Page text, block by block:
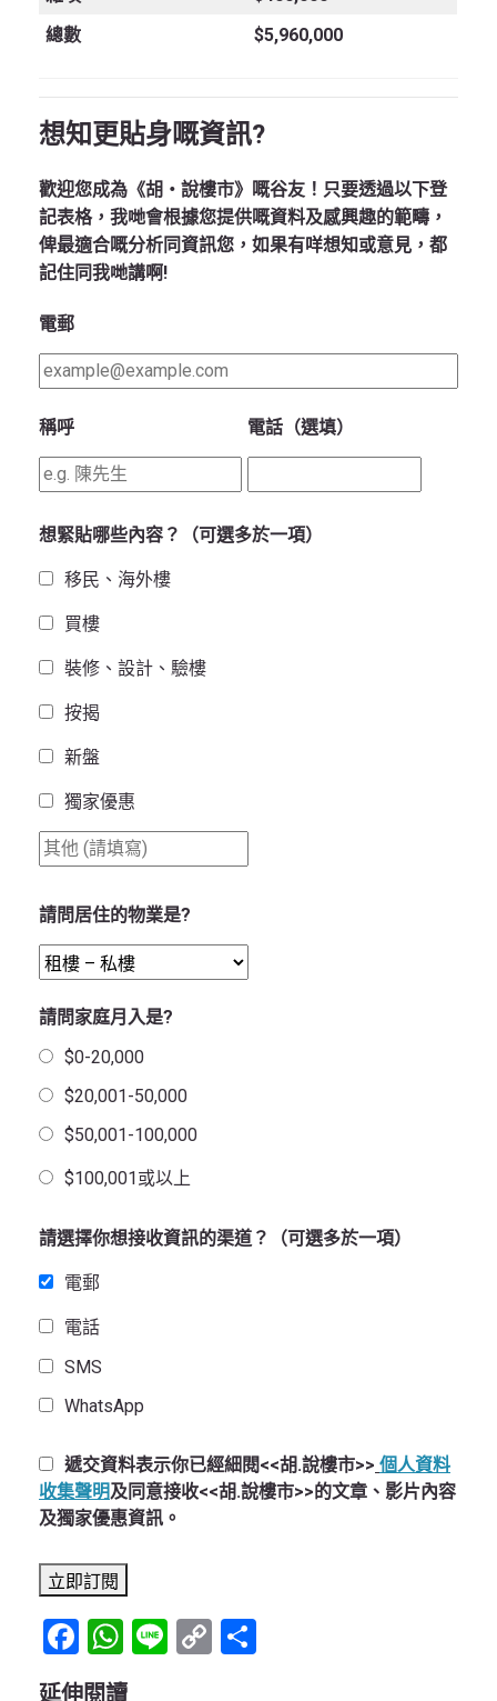
總數
$5,960,000
想知更貼身嘅資訊?
歡迎您成為《胡‧說樓市》嘅谷友！只要透過以下登
記表格，我哋會根據您提供嘅資料及感興趣的範疇，
俾最適合嘅分析同資訊您，如果有咩想知或意見，都
記住同我哋講啊!
電郵
稱呼 電話（選填）
想緊貼哪些內容？（可選多於一項）
移民、海外樓
買樓
裝修、設計、驗樓
按揭
新盤
獨家優惠
請問居住的物業是?
請問家庭月入是?
$0-20,000
$20,001-50,000
$50,001-100,000
$100,001或以上
請選擇你想接收資訊的渠道？（可選多於一項）
電郵
電話
SMS
WhatsApp
遞交資料表示你已經細閱<<胡.說樓市>> 個人資料
收集聲明及同意接收<<胡.說樓市>>的文章、影片內容
及獨家優惠資訊。
Facebook
WhatsApp
LineCopy
延伸閱讀